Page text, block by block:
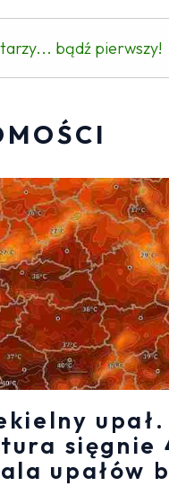
bądź pierwszy!
upał.
sięgnie
upałów